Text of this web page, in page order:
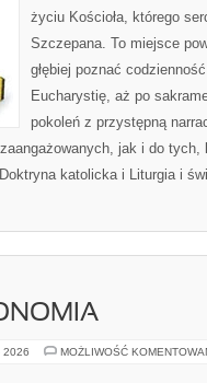
życiu Kościoła, którego
Szczepana. To miejsce
głębiej poznać
Eucharystię, aż po
pokoleń z przystępną
jak i do
katolicka i Liturgia i
2026 MOŻLIWOŚĆ